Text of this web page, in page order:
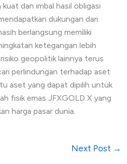
dan imbal hasil obligasi
dukungan dari
berlangsung memiliki
ketegangan lebih
geopolitik lainnya terus
perlindungan terhadap aset
aset yang dapat dipilih untuk
fisik emas JFXGOLD X yang
harga pasar dunia.
Next Post →